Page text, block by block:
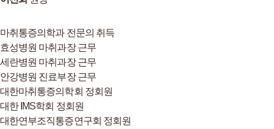
마취통증의학과 전문의 취득
효성병원 마취과장 근무
세란병원 마취과장 근무
안강병원 진료부장 근무
대한마취통증의학회 정회원
대한 IMS학회 정회원
대한연부조직통증연구회 정회원